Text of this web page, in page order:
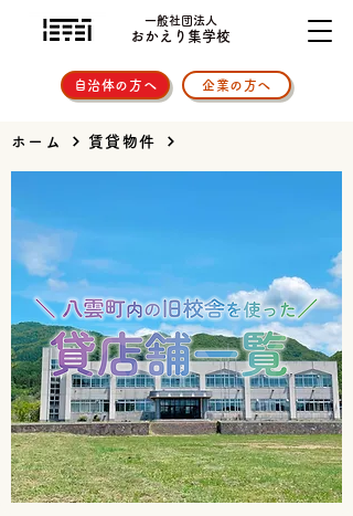
一般社団法人
おかえり集学校
自治体の方へ 企業の方へ
ホーム 賃貸物件